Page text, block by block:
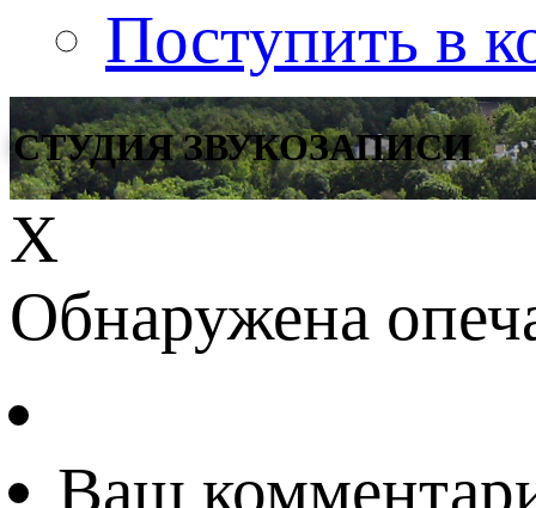
Поступить в
СТУДИЯ ЗВУКОЗАПИСИ
Х
Обнаружена
Ваш